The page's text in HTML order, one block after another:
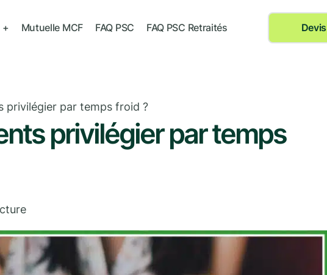
+ Mutuelle MCF FAQ PSC FAQ PSC Retraités Devis
privilégier par temps froid ?
privilégier par temps